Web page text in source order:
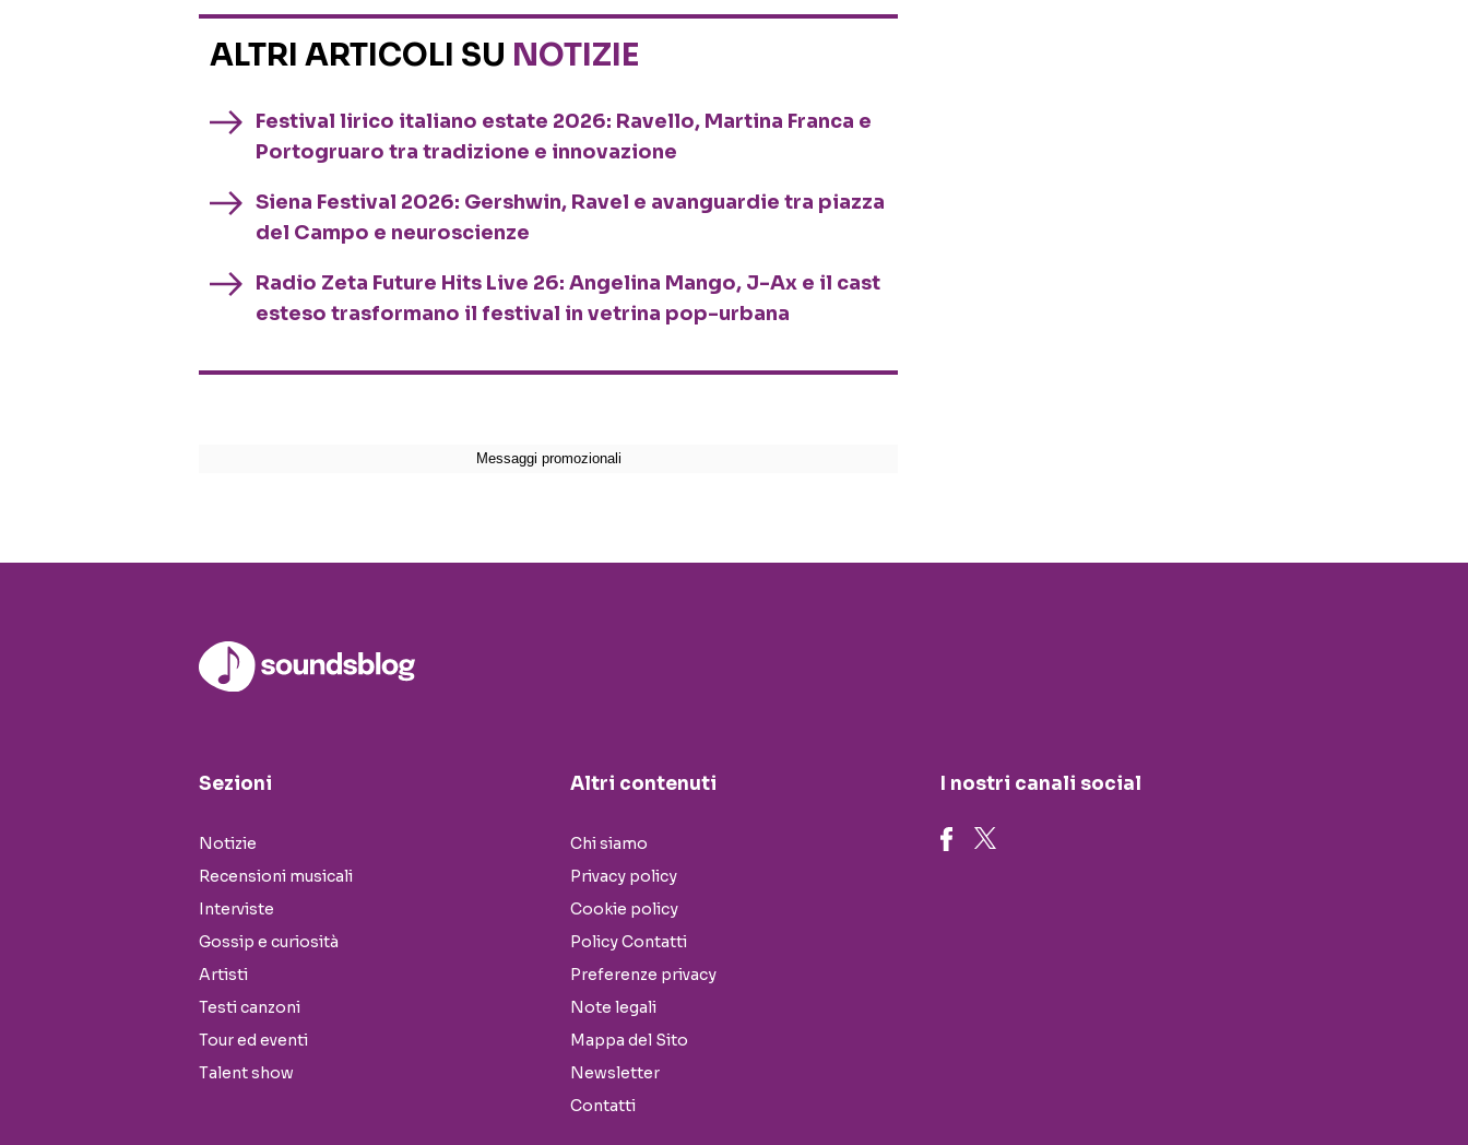
ALTRI ARTICOLI SU NOTIZIE
Festival lirico italiano estate 2026: Ravello, Martina Franca e
Portogruaro tra tradizione e innovazione
Siena Festival 2026: Gershwin, Ravel e avanguardie tra piazza
del Campo e neuroscienze
Radio Zeta Future Hits Live 26: Angelina Mango, J-Ax e il cast
esteso trasformano il festival in vetrina pop-urbana
Sezioni
Notizie
Recensioni musicali
Interviste
Gossip e curiosità
Artisti
Testi canzoni
Tour ed eventi
Talent show
Altri contenuti
Chi siamo
Privacy policy
Cookie policy
Policy Contatti
Preferenze privacy
Note legali
Mappa del Sito
Newsletter
Contatti
I nostri canali social